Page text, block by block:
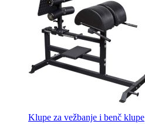
Klupe za vežbanje i benč klupe